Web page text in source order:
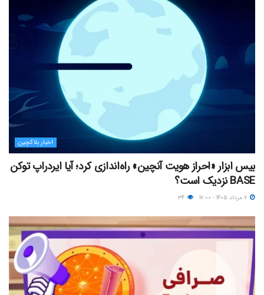
اخبار بلاکچین
بیس ابزار «احراز هویت آنچین» راه‌اندازی کرد؛ آیا ایردراپ توکن
BASE نزدیک‌ است؟